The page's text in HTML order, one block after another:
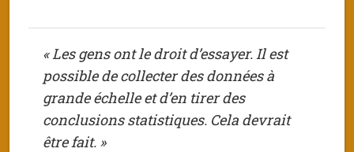
« Les gens ont le droit d’essayer. Il est
possible de collecter des données à
grande échelle et d’en tirer des
conclusions statistiques. Cela devrait
être fait. »